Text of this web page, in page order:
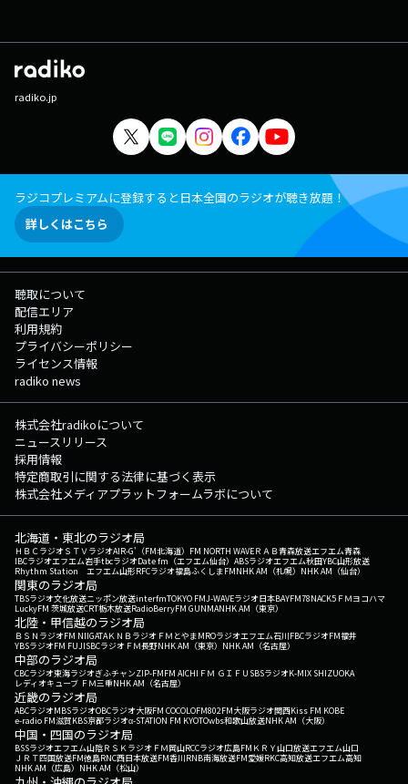
radiko.jp
ラジコプレミアムに登録すると日本全国のラジオが聴き放題！
詳しくはこちら
聴取について
配信エリア
利用規約
プライバシーポリシー
ライセンス情報
radiko news
株式会社radikoについて
ニュースリリース
採用情報
特定商取引に関する法律に基づく表示
株式会社メディアプラットフォームラボについて
北海道・東北のラジオ局
ＨＢＣラジオＳＴＶラジオAIR-G'（FM北海道） FM NORTH WAVEＲＡＢ青森放送エフエム青森
IBCラジオエフエム岩手tbcラジオDate fm（エフエム仙台） ABSラジオエフエム秋田YBC山形放送
Rhythm Station エフエム山形RFCラジオ福島ふくしまFMNHK AM（札幌） NHK AM（仙台）
関東のラジオ局
TBSラジオ文化放送ニッポン放送interfmTOKYO FMJ-WAVEラジオ日本BAYFM78NACK5 ＦＭヨコハマ
LuckyFM 茨城放送CRT栃木放送RadioBerryFM GUNMANHK AM（東京）
北陸・甲信越のラジオ局
ＢＳＮラジオFM NIIGATAＫＮＢラジオ ＦＭとやまMROラジオエフエム石川FBCラジオFM福井
YBSラジオFM FUJISBCラジオ ＦＭ長野NHK AM（東京） NHK AM（名古屋）
中部のラジオ局
CBCラジオ東海ラジオぎふチャンZIP-FMFM AICHI ＦＭ ＧＩＦＵ SBSラジオK-MIX SHIZUOKA
レディオキューブ ＦＭ三重NHK AM（名古屋）
近畿のラジオ局
ABCラジオMBSラジオOBCラジオ大阪FM COCOLOFM802FM大阪ラジオ関西Kiss FM KOBE
e-radio FM滋賀KBS京都ラジオα-STATION FM KYOTOwbs和歌山放送NHK AM（大阪）
中国・四国のラジオ局
BSSラジオエフエム山陰ＲＳＫラジオ ＦＭ岡山RCCラジオ広島FM ＫＲＹ山口放送エフエム山口
ＪＲＴ四国放送FM徳島RNC西日本放送FM香川RNB南海放送FM愛媛RKC高知放送エフエム高知
NHK AM（広島） NHK AM（松山）